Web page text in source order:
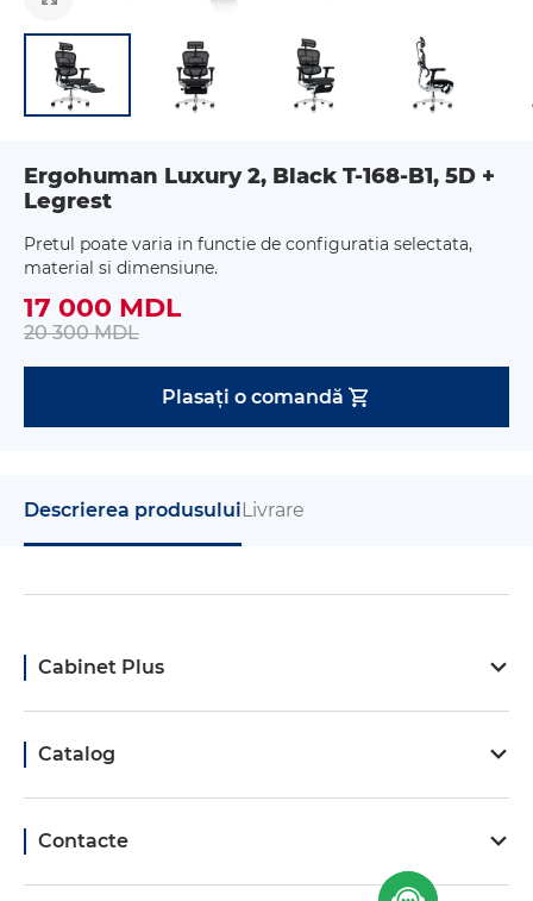
Ergohuman Luxury 2, Black T-168-B1, 5D +
Legrest
Pretul poate varia in functie de configuratia selectata,
material si dimensiune.
17 000 MDL
20 300 MDL
Plasați o comandă
Descrierea produsuluiLivrare
Cabinet Plus
Catalog
Contacte